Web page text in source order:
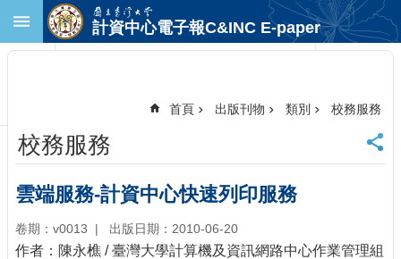
跳到主要內容區塊
首
頁
臺
大
首
頁
計資中心電子報C&INC E-paper
首頁 出版刊物 類別 校務服務
校務服務
雲端服務-計資中心快速列印服務
卷期：v0013 出版日期：2010-06-20
作者：陳永樵 / 臺灣大學計算機及資訊網路中心作業管理組